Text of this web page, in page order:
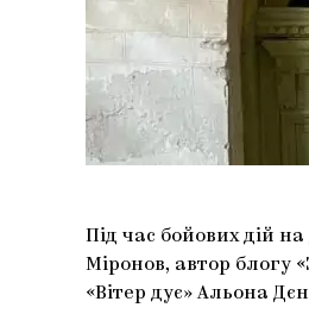
Під час бойових дій
Міронов, автор блогу
«Вітер дує» Альона